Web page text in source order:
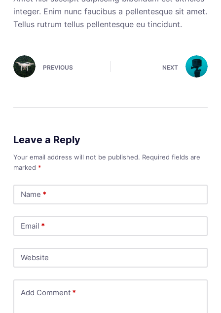
integer. Enim nunc faucibus a pellentesque sit amet.
Tellus rutrum tellus pellentesque eu tincidunt.
PREVIOUS NEXT
Leave a Reply
Your email address will not be published. Required fields are
marked *
Name *
Email *
Website
Add Comment*